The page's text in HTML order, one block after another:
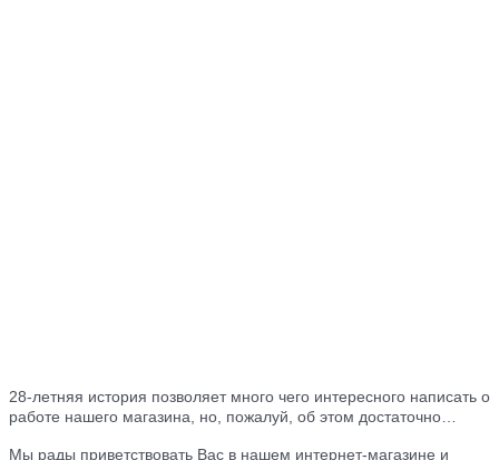
28-летняя история позволяет много чего интересного написать о
работе нашего магазина, но, пожалуй, об этом достаточно…
Мы рады приветствовать Вас в нашем интернет-магазине и